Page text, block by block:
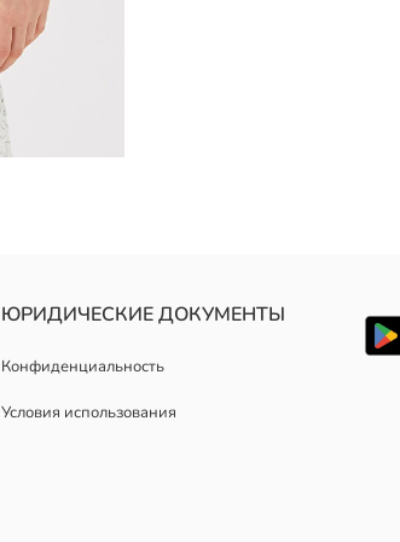
ЮРИДИЧЕСКИЕ ДОКУМЕНТЫ
Конфиденциальность
Условия использования